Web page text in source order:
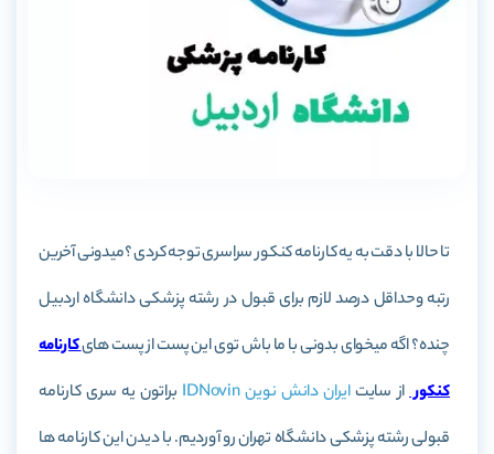
تا حالا با دقت به یه کارنامه کنکور سراسری توجه کردی ؟میدونی آخرین
رتبه وحداقل درصد لازم برای قبول در رشته پزشکی دانشگاه اردبیل
چنده؟ اگه میخوای بدونی با ما باش توی این پست از پست هایکارنامه
کنکوراز سایتایران دانش نوین IDNovin
براتون یه سری کارنامه
قبولی رشته پزشکی دانشگاه تهران رو آوردیم. با دیدن این کارنامه ها